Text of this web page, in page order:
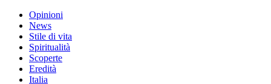
Opinioni
News
Stile di vita
Spiritualità
Scoperte
Eredità
Italia